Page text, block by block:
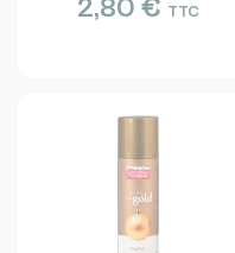
2,80 € TTC